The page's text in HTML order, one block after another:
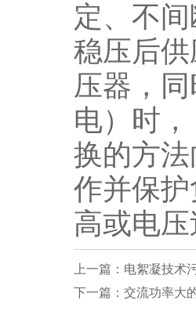
定、不
稳压后
压器，
电）时
换的方
作并保
高或电
上一篇：电絮凝技术
下一篇：交流功率大